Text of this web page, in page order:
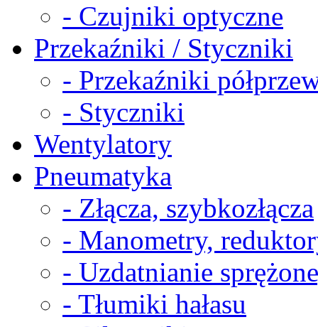
- Czujniki optyczne
Przekaźniki / Styczniki
- Przekaźniki
- Styczniki
Wentylatory
Pneumatyka
- Złącza, szybkozłącza
- Manometry,
- Uzdatnianie
- Tłumiki hałasu